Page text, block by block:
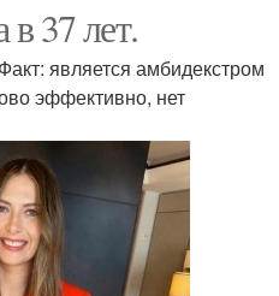
37 лет.
является амбидекстром
эффективно, нет